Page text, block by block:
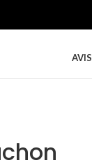
AVIS